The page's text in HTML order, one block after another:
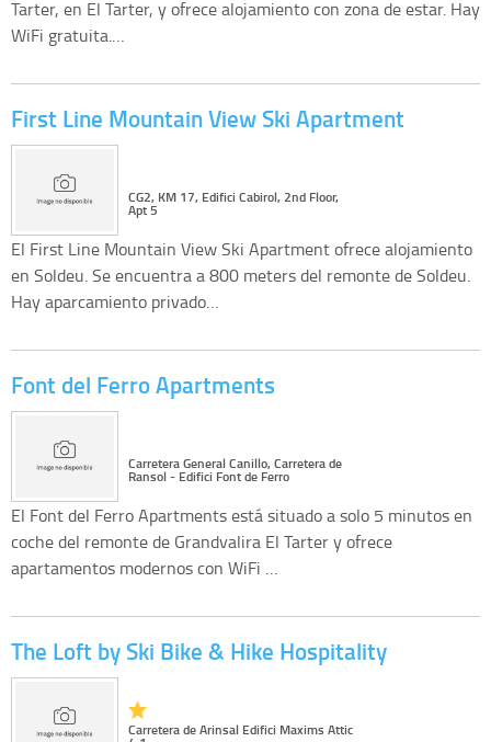
Tarter, en El Tarter, y ofrece alojamiento con zona de estar. Hay
WiFi gratuita.…
First Line Mountain View Ski Apartment
CG2, KM 17, Edifici Cabirol, 2nd Floor,
Apt 5
El First Line Mountain View Ski Apartment ofrece alojamiento
en Soldeu. Se encuentra a 800 meters del remonte de Soldeu.
Hay aparcamiento privado…
Font del Ferro Apartments
Carretera General Canillo, Carretera de
Ransol - Edifici Font de Ferro
El Font del Ferro Apartments está situado a solo 5 minutos en
coche del remonte de Grandvalira El Tarter y ofrece
apartamentos modernos con WiFi …
The Loft by Ski Bike & Hike Hospitality
Carretera de Arinsal Edifici Maxims Attic